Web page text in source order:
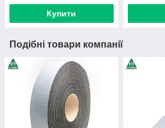
Купити
Подібні товари компанії